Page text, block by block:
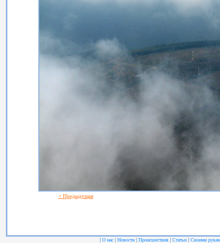
< Предыдущая
| О нас | Новости | Происшествия | Статьи | Своими